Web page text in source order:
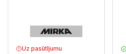
Uz pasūtījumu